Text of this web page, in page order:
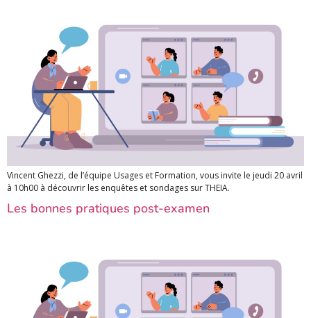
Vincent Ghezzi, de l’équipe Usages et Formation, vous invite le jeudi 20 avril
à 10h00 à découvrir les enquêtes et sondages sur THEIA.
Les bonnes pratiques post-examen